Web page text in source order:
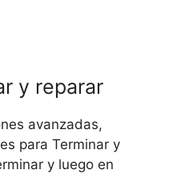
y reparar
avanzadas,
para Terminar y
y luego en